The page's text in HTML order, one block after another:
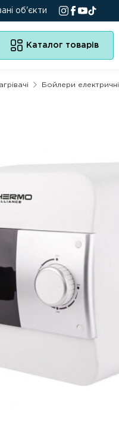
об'єкти
Каталог товарів
Бойлери електричні